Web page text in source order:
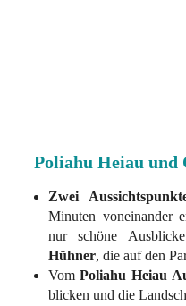
Poliahu Heiau und
Zwei
Minuten voneinander
nur schöne
Hühner, die auf den
Vom Poliahu Heiau
blicken und die